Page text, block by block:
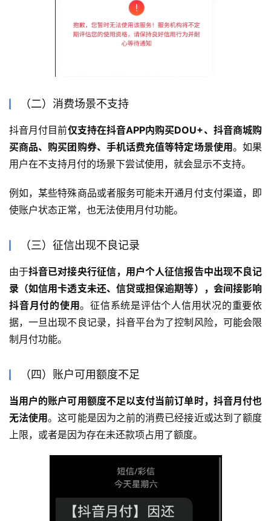
（二）消费场景不支持
抖音月付目前仅支持在抖音APP内购买DOU+、抖音商城购
买商品、购买团购券、手机话费充值等特定场景使用。如果
用户在不支持月付的场景下尝试使用，就会显示不支持。
例如，某些特殊商品或者服务可能未开通月付支付渠道，即
使账户状态正常，也无法使用月付功能。
（三）征信出现不良记录
由于抖音已对接央行征信，用户个人征信报告中出现不良记
录（如信用卡透支未还、信贷或担保逾期等），会间接影响
抖音月付的使用。征信系统是评估个人信用状况的重要依
据，一旦出现不良记录，抖音平台为了控制风险，可能会限
制月付功能。
（四）账户可用额度不足
当用户的账户可用额度不足以支付当前订单时，抖音月付也
无法使用。这可能是因为之前的消费已经接近或达到了额度
上限，或者是因为存在未还款项占用了额度。